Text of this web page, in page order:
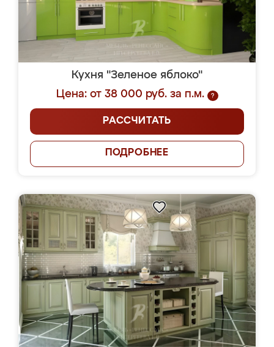
Кухня "Зеленое яблоко"
Цена: от 38 000 руб. за п.м.
?
РАССЧИТАТЬ
ПОДРОБНЕЕ